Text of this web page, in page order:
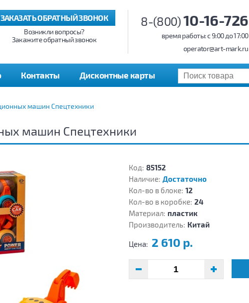
8-(800)10-16-726
время работы: c 9:00 до 17:00
operator@art-mark.ru
ЗАКАЗАТЬ ОБРАТНЫЙ ЗВОНОК
Возникли вопросы?
Закажите обратный звонок
Контакты Дисконтные карты
машин Спецтехники
машин Спецтехники
Код: 85152
Наличие: Достаточно
Кол-во в блоке: 12
Кол-во в коробке: 24
Материал: пластик
Производитель: Китай
Цена: 2 610 р.